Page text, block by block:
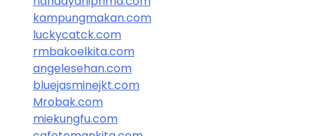
kampungmakan.com
luckycatck.com
rmbakoelkita.com
angelesehan.com
bluejasminejkt.com
Mrobak.com
miekungfu.com